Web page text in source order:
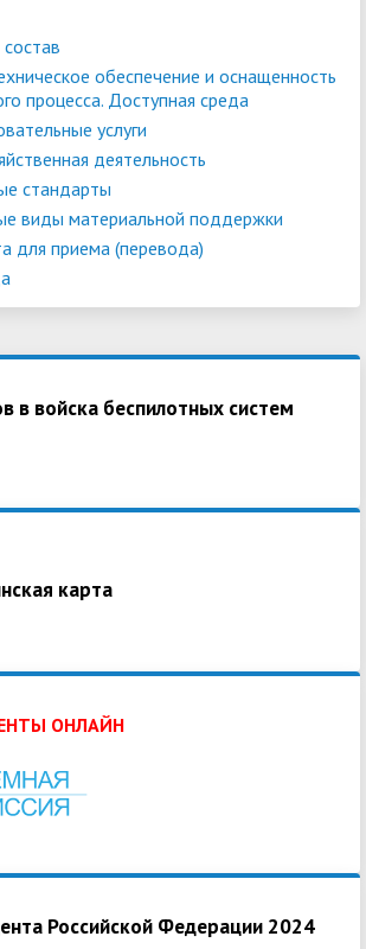
обеспечение и оснащенность
процесса. Доступная среда
услуги
деятельность
стандарты
виды материальной поддержки
для приема (перевода)
в войска беспилотных систем
карта
ОНЛАЙН
Российской Федерации 2024